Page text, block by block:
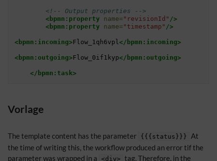
<!-- Output properties -->
<bpmn:property
name= "revisionId" />
<bpmn:property
name= "timestamp" />
<bpmn:incoming>Flow_1qh6vpl</bpmn:incoming>
<bpmn:outgoing>Flow_0if1kyp</bpmn:outgoing>
</bpmn:task>
Vorlage
The template content has the parameter {{{status}}}
At
the time of writing this, the workflow produced an error tif the
parameter was wrapped in a
<div> tag. Therefore, in the